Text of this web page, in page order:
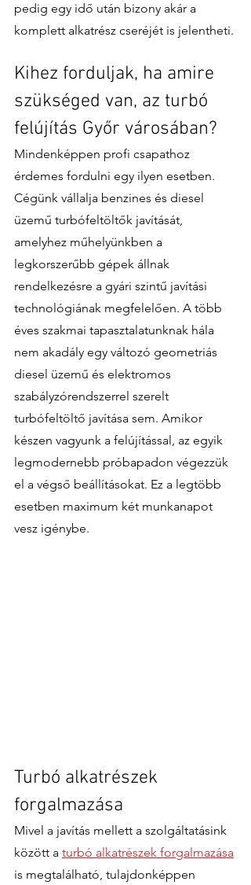
pedig egy idő után bizony akár a
komplett alkatrész cseréjét is jelentheti.
Kihez forduljak, ha amire
szükséged van, az turbó
felújítás Győr városában?
Mindenképpen profi csapathoz
érdemes fordulni egy ilyen esetben.
Cégünk vállalja benzines és diesel
üzemű turbófeltöltők javítását,
amelyhez műhelyünkben a
legkorszerűbb gépek állnak
rendelkezésre a gyári szintű javítási
technológiának megfelelően. A több
éves szakmai tapasztalatunknak hála
nem akadály egy változó geometriás
diesel üzemű és elektromos
szabályzórendszerrel szerelt
turbófeltöltő javítása sem. Amikor
készen vagyunk a felújítással, az egyik
legmodernebb próbapadon végezzük
el a végső beállításokat. Ez a legtöbb
esetben maximum két munkanapot
vesz igénybe.
Turbó alkatrészek
forgalmazása
Mivel a javítás mellett a szolgáltatásink
között a turbó alkatrészek forgalmazása
is megtalálható, tulajdonképpen